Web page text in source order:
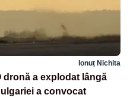
Ionuț Nichita
dronă a explodat lângă
a convocat